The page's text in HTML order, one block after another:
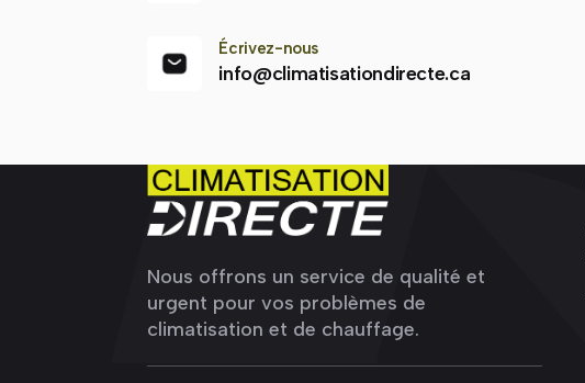
Écrivez-nous
info@climatisationdirecte.ca
Nous offrons un service de qualité et
urgent pour vos problèmes de
climatisation et de chauffage.